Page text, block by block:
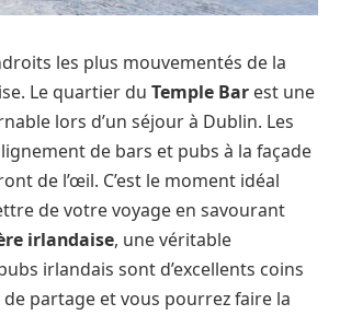
les plus mouvementés de la
Le quartier du Temple Bar est une
lors d’un séjour à Dublin. Les
de bars et pubs à la façade
de l’œil. C’est le moment idéal
de votre voyage en savourant
irlandaise, une véritable
irlandais sont d’excellents coins
partage et vous pourrez faire la